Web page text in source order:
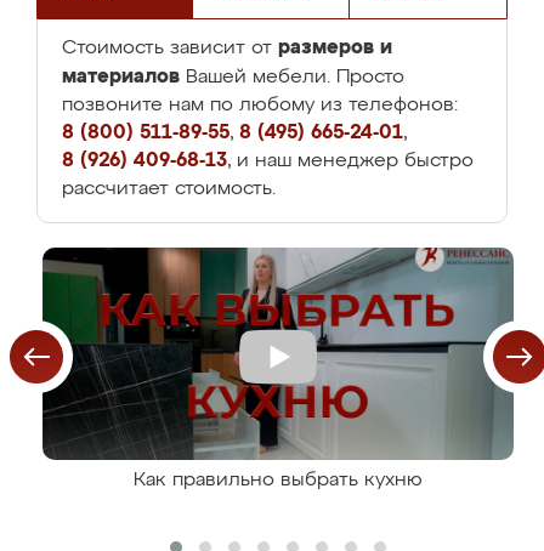
Стоимость зависит от размеров и
материалов Вашей мебели. Просто
позвоните нам по любому из телефонов:
8 (800) 511-89-55, 8 (495) 665-24-01,
8 (926) 409-68-13, и наш менеджер быстро
рассчитает стоимость.
Как правильно выбрать кухню